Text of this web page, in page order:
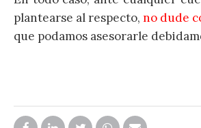
plantearse al respecto, no dude
que podamos asesorarle